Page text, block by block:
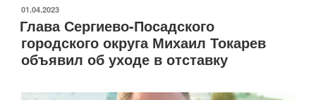
ОПУБЛИКОВАНО
01.04.2023
Глава Сергиево-Посадского
городского округа Михаил Токарев
объявил об уходе в отставку